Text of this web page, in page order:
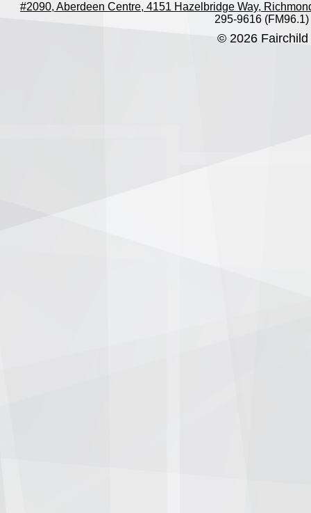
#2090, Aberdeen Centre, 4151 Hazelbridge Way,
295-9616 (FM96.1)
© 2026 Fairchild